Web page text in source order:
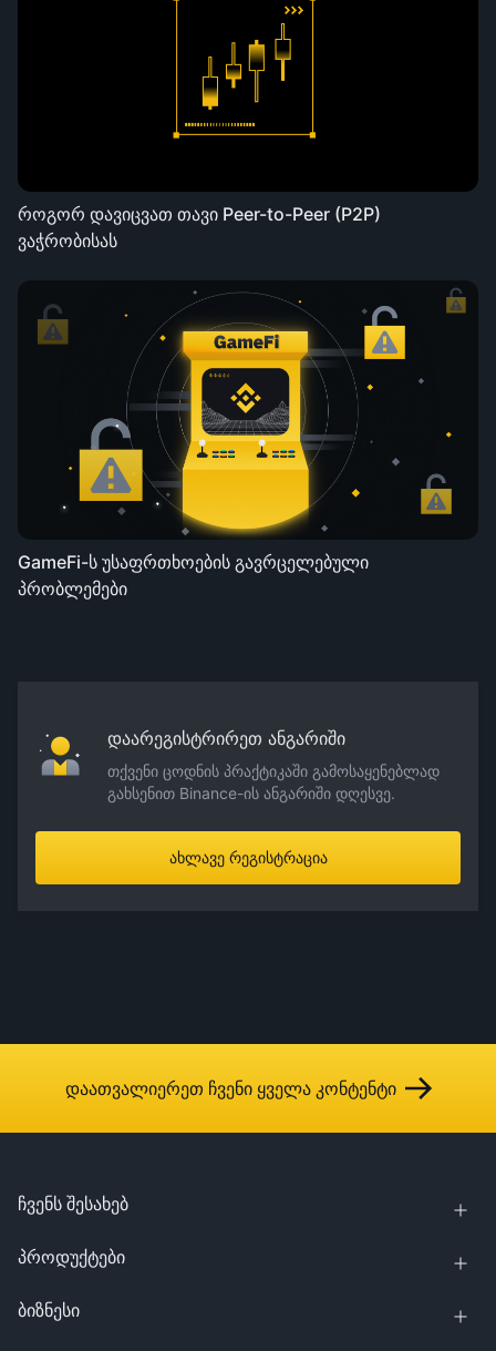
როგორ დავიცვათ თავი Peer-to-Peer (P2P)
ვაჭრობისას
GameFi-ს უსაფრთხოების გავრცელებული
პრობლემები
დაარეგისტრირეთ ანგარიში
თქვენი ცოდნის პრაქტიკაში გამოსაყენებლად
გახსენით Binance-ის ანგარიში დღესვე.
ახლავე რეგისტრაცია
დაათვალიერეთ ჩვენი ყველა კონტენტი
ჩვენს შესახებ
პროდუქტები
ბიზნესი